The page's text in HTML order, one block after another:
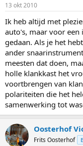
13 okt 2010
Ik heb altijd met
auto's, maar voor
gedaan. Als je het
ander
meesten dat doen,
holle klankkast het
voortbrengen van
polariteiten die het
samenwerking tot
Oosterhof
Frits Oosterhof